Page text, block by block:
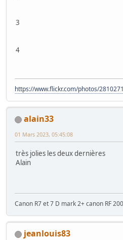
3
4
https://www.flickr.com/photos/
alain33
01 Mars 2023, 05:45:08
très jolies les deux dernières
Alain
Canon R7 et 7 D mark 2+ canon RF
jeanlouis83